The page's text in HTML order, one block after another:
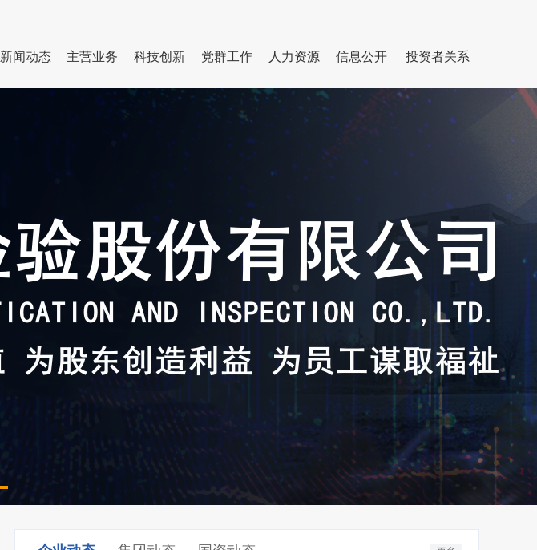
管理团队
新闻动态
集团动态
通知公告
主营业务
行业服务 认证服务
科技创新
科研平台 行业工作
成果奖励 国际合作
党群工作
党建活动 群团园地
学习教育
学习二十大精
人力资源
人才队伍 专家队伍
信息公开
企业基本信息 履行社会责任
员工招聘信息 招标采购信息
其他公开信息
投资者关系